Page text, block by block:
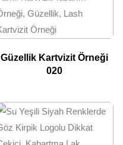
Güzellik Kartvizit Örneği
020